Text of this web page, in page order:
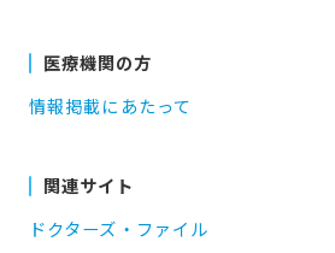
医療機関の方
情報掲載にあたって
関連サイト
ドクターズ・ファイル